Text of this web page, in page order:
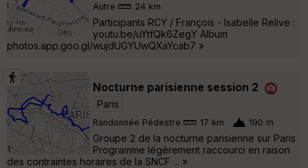
Autre 24 km
Participants RCY / François - Isabelle Relive :
youtu.be/uYtfQk6ZegY Album
photos.app.goo.gl/wujdUGYUwQXaYcab7 »
Nocturne parisienne session 2
Paris
Randonnée Pédestre 17 km 190 m
Groupe 2 de la nocturne parisienne sur Paris
Programme légèrement raccourci en raison
des contraintes horaires de la SNCF ... »